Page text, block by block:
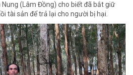
Nung (Lâm Đồng) cho biết đã bắt giữ
tài sản để trả lại cho người bị hại.